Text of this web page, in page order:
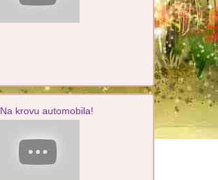
Na krovu automobila!